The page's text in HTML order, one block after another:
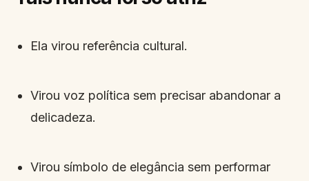
Ela virou referência cultural.
Virou voz política sem precisar abandonar a
delicadeza.
Virou símbolo de elegância sem performar